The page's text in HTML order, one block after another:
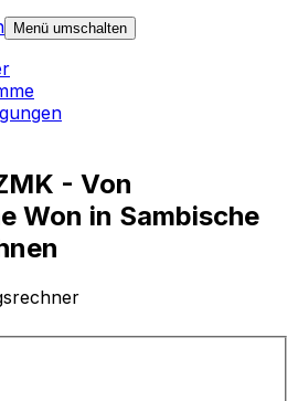
Menü umschalten
- Von
Won in Sambische